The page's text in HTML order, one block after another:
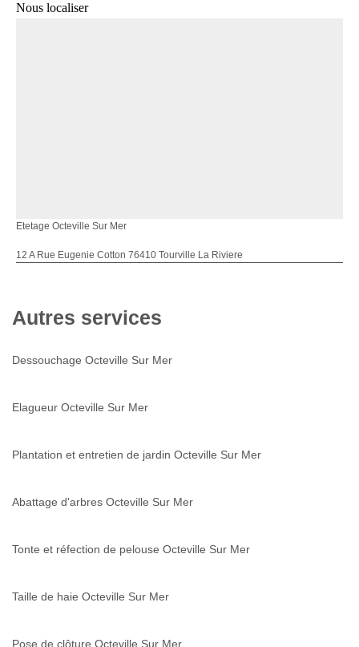
Nous localiser
Etetage Octeville Sur Mer
12 A Rue Eugenie Cotton 76410 Tourville La Riviere
Autres services
Dessouchage Octeville Sur Mer
Elagueur Octeville Sur Mer
Plantation et entretien de jardin Octeville Sur Mer
Abattage d'arbres Octeville Sur Mer
Tonte et réfection de pelouse Octeville Sur Mer
Taille de haie Octeville Sur Mer
Pose de clôture Octeville Sur Mer